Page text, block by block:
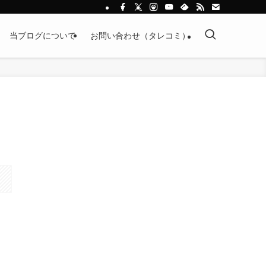
当ブログについて お問い合わせ（タレコミ）